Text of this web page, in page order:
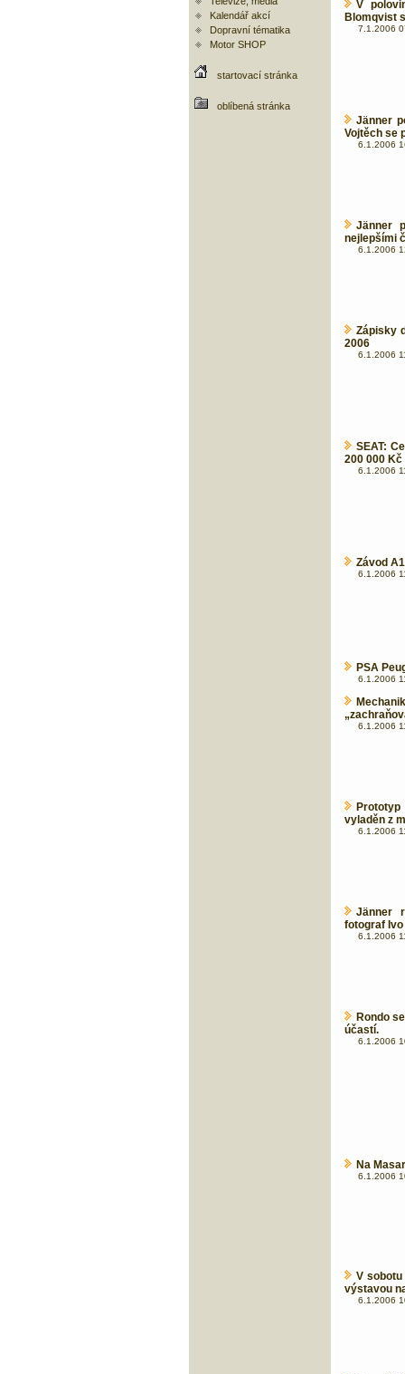
Kalendář akcí
Dopravní tématika
Motor SHOP
startovací stránka
oblíbená stránka
V
Blomqvist
7.1.2006
Jänner
Vojtěch se
6.1.2006
Jänner
nejlepšími
6.1.2006
Zápisky
2006
6.1.2006
SEAT:
200 000 Kč
6.1.2006
Závod
6.1.2006
PSA
6.1.2006
6.1.2006
vyladěn z
6.1.2006
Jänner
fotograf
6.1.2006
Rondo
účastí.
6.1.2006
Na
6.1.2006
V
výstavou
6.1.2006